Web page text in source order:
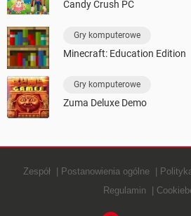
Candy Crush PC
Gry komputerowe
Minecraft: Education Edition
Gry komputerowe
Zuma Deluxe Demo
Zespół Postanowienia ogólne
Regulamin